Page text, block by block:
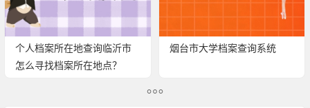
个人档案所在地查询临沂市
怎么寻找档案所在地点？
烟台市大学档案查询系统